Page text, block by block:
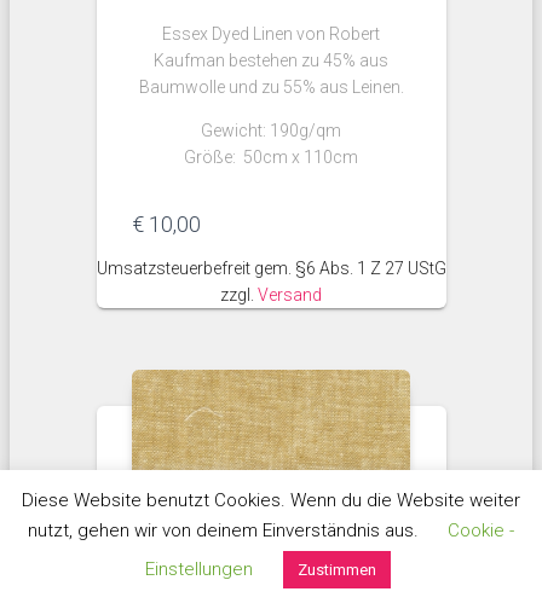
Essex Dyed Linen von Robert
Kaufman bestehen zu 45% aus
Baumwolle und zu 55% aus Leinen.
Gewicht: 190g/qm
Größe: 50cm x 110cm
€ 10,00
Umsatzsteuerbefreit gem. §6 Abs. 1 Z 27 UStG
zzgl. Versand
Diese Website benutzt Cookies. Wenn du die Website weiter
nutzt, gehen wir von deinem Einverständnis aus.
Cookie -
Einstellungen
Zustimmen